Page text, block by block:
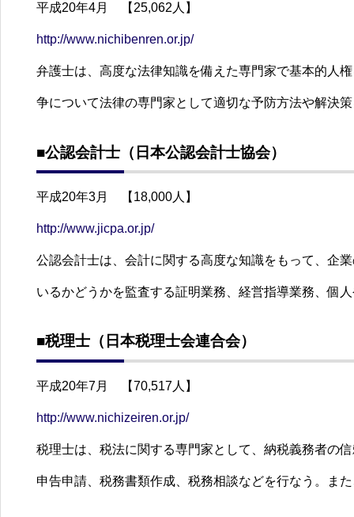
平成20年4月 【25,062人】
http://www.nichibenren.or.jp/
弁護士は、高度な法律知識を備えた専門家で基本的人
争について法律の専門家として適切な予防方法や解決
■公認会計士（日本公認会計士協会）
平成20年3月 【18,000人】
http://www.jicpa.or.jp/
公認会計士は、会計に関する高度な知識をもって、企
いるかどうかを監査する証明業務、経営指導業務、個
■税理士（日本税理士会連合会）
平成20年7月 【70,517人】
http://www.nichizeiren.or.jp/
税理士は、税法に関する専門家として、納税義務者の
申告申請、税務書類作成、税務相談などを行なう。ま